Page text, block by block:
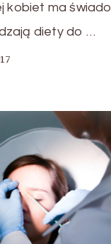
kobiet ma
diety do …